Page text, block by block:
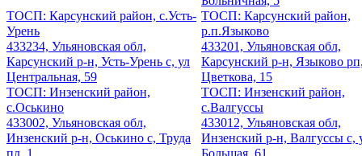
ТОСП: Карсунский район, с.Усть-
Урень
433234, Ульяновская обл,
Карсунский р-н, Усть-Урень с, ул
Центральная, 59
ТОСП: Карсунский район,
р.п.Языково
433201, Ульяновская обл,
Карсунский р-н, Языково
Цветкова, 15
ТОСП: Инзенский район,
с.Оськино
433002, Ульяновская обл,
Инзенский р-н, Оськино с, Труда
пл, 1
ТОСП: Инзенский район,
с.Валгуссы
433012, Ульяновская обл,
Инзенский р-н, Валгуссы с,
Большая, 61